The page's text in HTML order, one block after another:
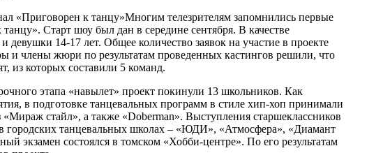
Многим телезрителям запомнились первые
Старт шоу был дан в середине сентября. В качестве
14-17 лет. Общее количество заявок на участие в проекте
и члены жюри по результатам проведенных кастингов решили, что
из которых составили 5 команд.
этапа «навылет» проект покинули 13 школьников. Как
в подготовке танцевальных программ в стиле хип-хоп принимали
стайл», а также «Doberman». Выступления старшеклассников
городских танцевальных школах – «ЮДИ», «Атмосфера», «Диамант
экзамен состоялся в томском «Хобби-центре». По его результатам